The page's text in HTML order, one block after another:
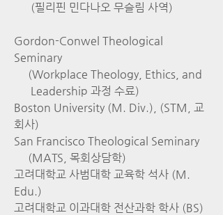
(필리핀 민다나오 무슬림 사역)
Gordon-Conwel Theological
Seminary
(Workplace Theology, Ethics, and
Leadership 과정 수료)
Boston University (M. Div.), (STM, 교
회사)
San Francisco Theological Seminary
(MATS, 목회상담학)
고려대학교 사범대학 교육학 석사 (M.
Edu.)
고려대학교 이과대학 전산과학 학사 (BS)